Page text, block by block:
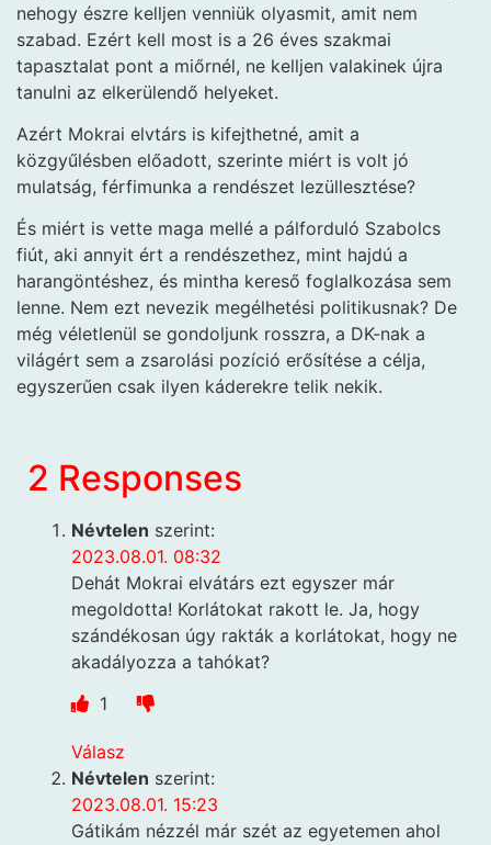
nehogy észre kelljen venniük olyasmit, amit nem
szabad. Ezért kell most is a 26 éves szakmai
tapasztalat pont a miőrnél, ne kelljen valakinek újra
tanulni az elkerülendő helyeket.
Azért Mokrai elvtárs is kifejthetné, amit a
közgyűlésben előadott, szerinte miért is volt jó
mulatság, férfimunka a rendészet lezüllesztése?
És miért is vette maga mellé a pálforduló Szabolcs
fiút, aki annyit ért a rendészethez, mint hajdú a
harangöntéshez, és mintha kereső foglalkozása sem
lenne. Nem ezt nevezik megélhetési politikusnak? De
még véletlenül se gondoljunk rosszra, a DK-nak a
világért sem a zsarolási pozíció erősítése a célja,
egyszerűen csak ilyen káderekre telik nekik.
2 Responses
Névtelen szerint:
2023.08.01. 08:32
Dehát Mokrai elvátárs ezt egyszer már
megoldotta! Korlátokat rakott le. Ja, hogy
szándékosan úgy rakták a korlátokat, hogy ne
akadályozza a tahókat?
1
Válasz
Névtelen szerint:
2023.08.01. 15:23
Gátikám nézzél már szét az egyetemen ahol